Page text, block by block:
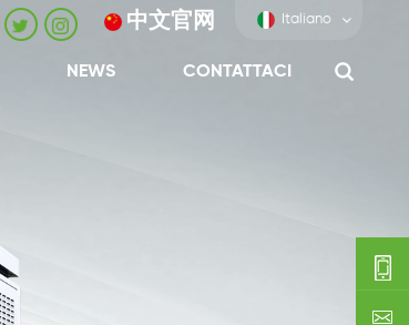
中文官网 Italiano
NEWS CONTATTACI
0086-